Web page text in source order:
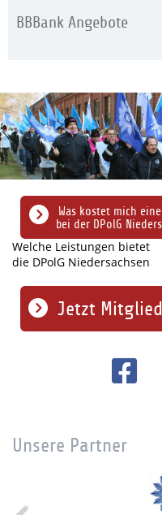
BBBank Angebote
Was kostet mich
bei der DPolG
Welche Leistungen bietet
die DPolG Niedersachsen
Jetzt
Unsere Partner